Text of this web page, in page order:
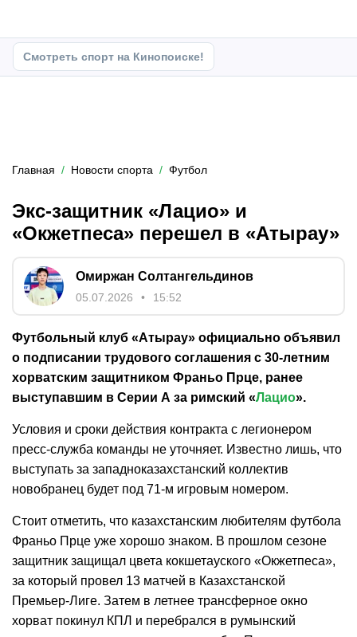
Смотреть спорт на Кинопоиске!
Главная Новости спорта Футбол
Экс-защитник «Лацио» и
«Окжетпеса» перешел в «Атырау»
Омиржан Солтангельдинов
05.07.2026 15:52
Футбольный клуб «Атырау» официально объявил
о подписании трудового соглашения с 30-летним
хорватским защитником Франьо Прце, ранее
выступавшим в Серии А за римский «Лацио».
Условия и сроки действия контракта с легионером
пресс-служба команды не уточняет. Известно лишь, что
выступать за западноказахстанский коллектив
новобранец будет под 71-м игровым номером.
Стоит отметить, что казахстанским любителям футбола
Франьо Прце уже хорошо знаком. В прошлом сезоне
защитник защищал цвета кокшетауского «Окжетпеса»,
за который провел 13 матчей в Казахстанской
Премьер-Лиге. Затем в летнее трансферное окно
хорват покинул КПЛ и перебрался в румынский